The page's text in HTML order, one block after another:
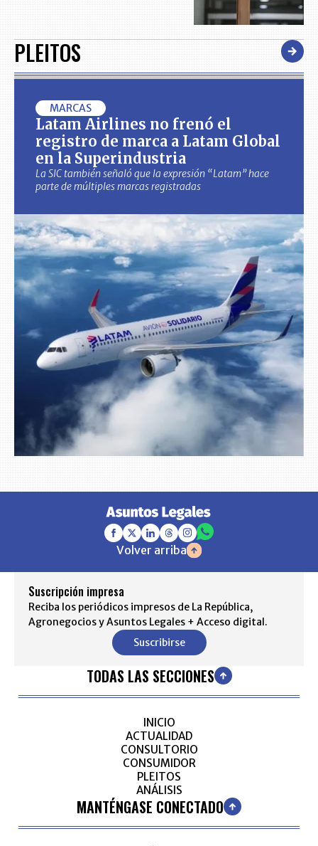
PLEITOS
MARCAS
Latam Airlines no frenó el
registro de marca a Latam Global
en la Superindustria
La SIC también señaló que la expresión “Latam” hace
parte de múltiples marcas registradas
Volver arriba
Suscripción impresa
Reciba los periódicos impresos de La República,
Agronegocios y Asuntos Legales + Acceso digital.
Suscribirse
TODAS LAS SECCIONES
INICIO
ACTUALIDAD
CONSULTORIO
CONSUMIDOR
PLEITOS
ANÁLISIS
MANTÉNGASE CONECTADO